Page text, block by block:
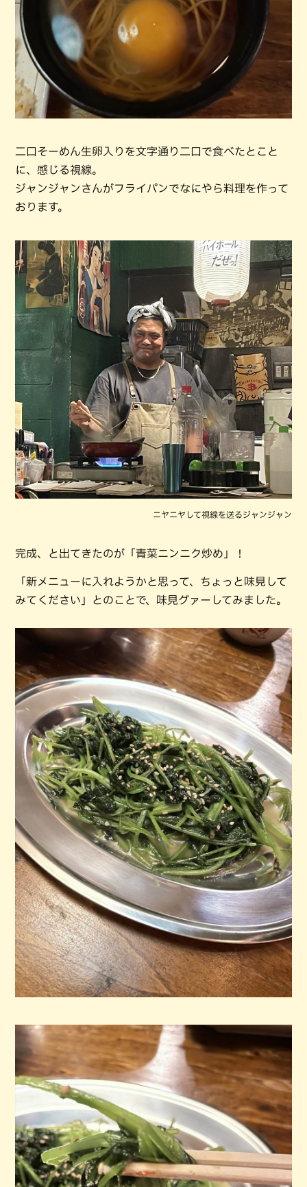
二口そーめん生卵入りを文字通り二口で食べたとこと
に、感じる視線。
ジャンジャンさんがフライパンでなにやら料理を作って
おります。
ニヤニヤして視線を送るジャンジャン
完成、と出てきたのが「青菜ニンニク炒め」！
「新メニューに入れようかと思って、ちょっと味見して
みてください」とのことで、味見グァーしてみました。